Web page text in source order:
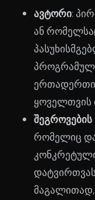
ავტორი:
ან
ერთადერთი
ყოველთვის
რომელიც
მაგალითად,